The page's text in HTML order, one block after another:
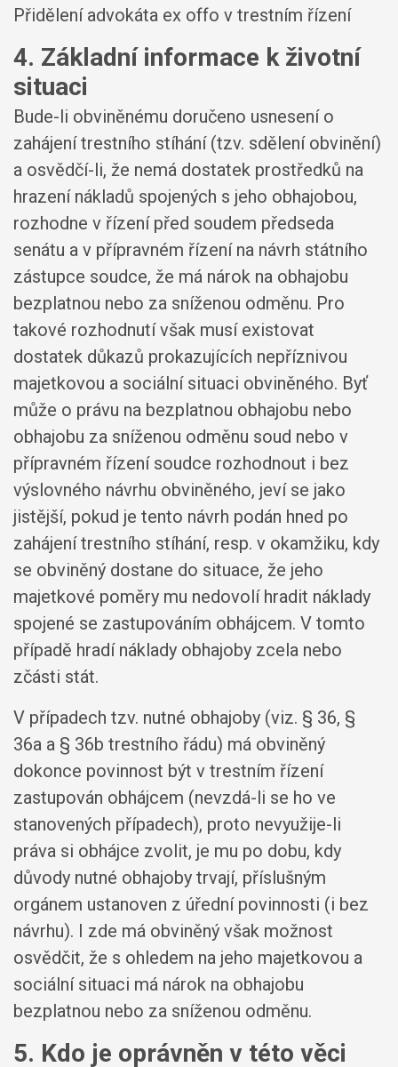
Přidělení advokáta ex offo v trestním řízení
4. Základní informace k životní
situaci
Bude-li obviněnému doručeno usnesení o
zahájení trestního stíhání (tzv. sdělení obvinění)
a osvědčí-li, že nemá dostatek prostředků na
hrazení nákladů spojených s jeho obhajobou,
rozhodne v řízení před soudem předseda
senátu a v přípravném řízení na návrh státního
zástupce soudce, že má nárok na obhajobu
bezplatnou nebo za sníženou odměnu. Pro
takové rozhodnutí však musí existovat
dostatek důkazů prokazujících nepříznivou
majetkovou a sociální situaci obviněného. Byť
může o právu na bezplatnou obhajobu nebo
obhajobu za sníženou odměnu soud nebo v
přípravném řízení soudce rozhodnout i bez
výslovného návrhu obviněného, jeví se jako
jistější, pokud je tento návrh podán hned po
zahájení trestního stíhání, resp. v okamžiku, kdy
se obviněný dostane do situace, že jeho
majetkové poměry mu nedovolí hradit náklady
spojené se zastupováním obhájcem. V tomto
případě hradí náklady obhajoby zcela nebo
zčásti stát.
V případech tzv. nutné obhajoby (viz. § 36, §
36a a § 36b trestního řádu) má obviněný
dokonce povinnost být v trestním řízení
zastupován obhájcem (nevzdá-li se ho ve
stanovených případech), proto nevyužije-li
práva si obhájce zvolit, je mu po dobu, kdy
důvody nutné obhajoby trvají, příslušným
orgánem ustanoven z úřední povinnosti (i bez
návrhu). I zde má obviněný však možnost
osvědčit, že s ohledem na jeho majetkovou a
sociální situaci má nárok na obhajobu
bezplatnou nebo za sníženou odměnu.
5. Kdo je oprávněn v této věci